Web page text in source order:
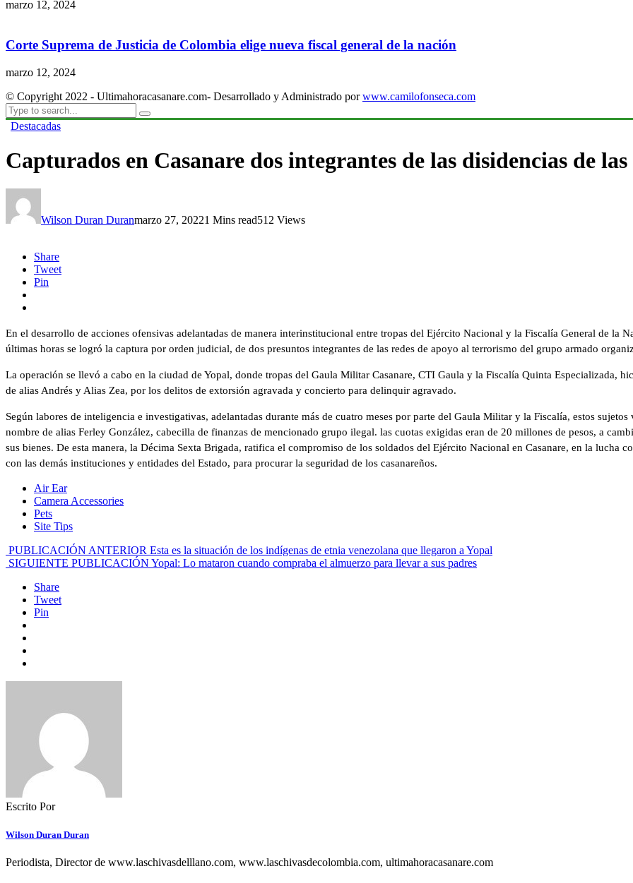
marzo 12, 2024
Corte Suprema de Justicia de Colombia elige nueva fiscal general de la nación
marzo 12, 2024
© Copyright 2022 - Ultimahoracasanare.com- Desarrollado y Administrado porwww.camilofonseca.com
Destacadas
Capturados en Casanare dos integrantes de las disidencias de
Wilson Duran Duranmarzo 27, 20221 Mins read512 Views
Share
Tweet
Pin
En el desarrollo de acciones ofensivas adelantadas de manera interinstitucional entre tropas del Ejército Nacional y la Fiscalía General de la
últimas horas se logró la captura por orden judicial, de dos presuntos integrantes de las redes de apoyo al terrorismo del grupo armado
La operación se llevó a cabo en la ciudad de Yopal, donde tropas del Gaula Militar Casanare, CTI Gaula y la Fiscalía Quinta Especializada,
de alias Andrés y Alias Zea, por los delitos de extorsión agravada y concierto para delinquir agravado.
Según labores de inteligencia e investigativas, adelantadas durante más de cuatro meses por parte del Gaula Militar y la Fiscalía, estos
nombre de alias Ferley González, cabecilla de finanzas de mencionado grupo ilegal. las cuotas exigidas eran de 20 millones de pesos, a
sus bienes. De esta manera, la Décima Sexta Brigada, ratifica el compromiso de los soldados del Ejército Nacional en Casanare, en la lucha
con las demás instituciones y entidades del Estado, para procurar la seguridad de los casanareños.
Air Ear
Camera Accessories
Pets
Site Tips
PUBLICACIÓN ANTERIOR Esta es la situación de los indígenas de etnia venezolana que llegaron a Yopal
SIGUIENTE PUBLICACIÓN Yopal: Lo mataron cuando compraba el almuerzo para llevar a sus padres
Share
Tweet
Pin
Escrito Por
Wilson Duran Duran
Periodista, Director de www.laschivasdelllano.com, www.laschivasdecolombia.com, ultimahoracasanare.com